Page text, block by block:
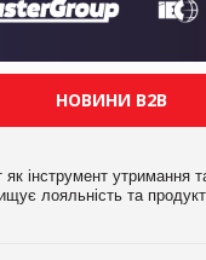
НОВИНИ B2B
як інструмент утримання
лояльність та